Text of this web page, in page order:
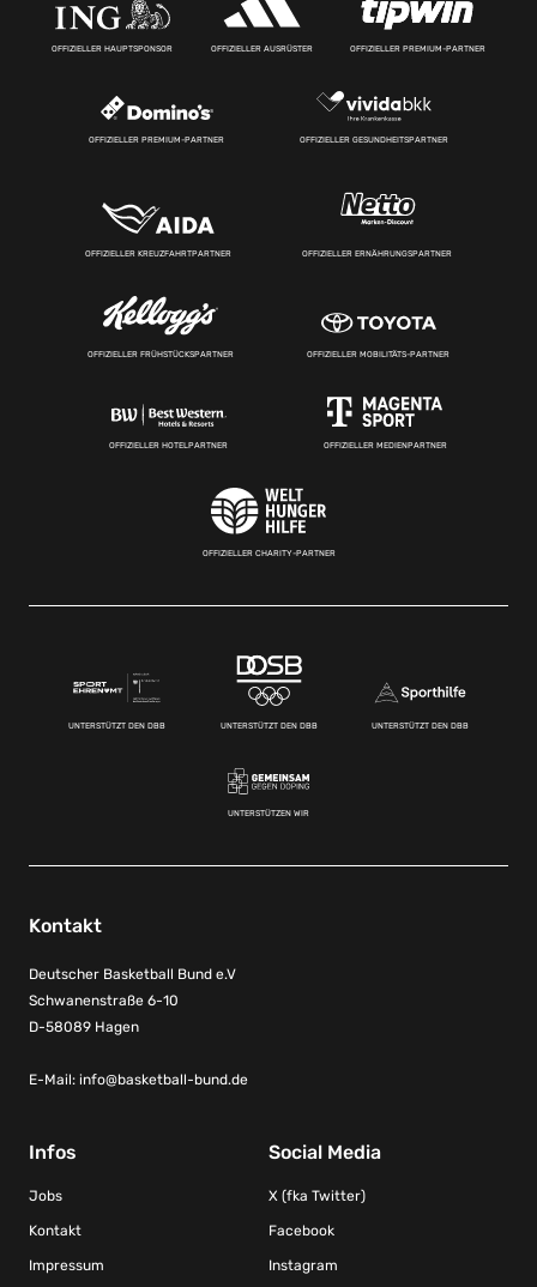
OFFIZIELLER HAUPTSPONSOR OFFIZIELLER AUSRÜSTER OFFIZIELLER PREMIUM-PARTNER
OFFIZIELLER PREMIUM-PARTNER OFFIZIELLER GESUNDHEITSPARTNER
OFFIZIELLER KREUZFAHRTPARTNER OFFIZIELLER ERNÄHRUNGSPARTNER
OFFIZIELLER FRÜHSTÜCKSPARTNER OFFIZIELLER MOBILITÄTS-PARTNER
OFFIZIELLER HOTELPARTNER OFFIZIELLER MEDIENPARTNER
OFFIZIELLER CHARITY-PARTNER
UNTERSTÜTZT DEN DBB UNTERSTÜTZT DEN DBB UNTERSTÜTZT DEN DBB
UNTERSTÜTZEN WIR
Kontakt
Deutscher Basketball Bund e.V
Schwanenstraße 6-10
D-58089 Hagen
E-Mail: info@basketball-bund.de
Infos
Jobs
Kontakt
Impressum
Social Media
X (fka Twitter)
Facebook
Instagram